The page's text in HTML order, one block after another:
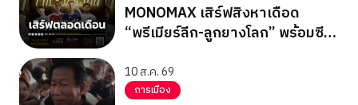
MONOMAX เสิร์ฟสิงหาเดือด
“พรีเมียร์ลีก-ลูกยางโลก” พร้อมซี
10 ส.ค. 69
การเมือง